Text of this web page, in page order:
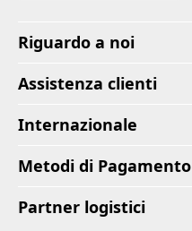
Riguardo a noi
Assistenza clienti
Internazionale
Metodi di Pagamento
Partner logistici